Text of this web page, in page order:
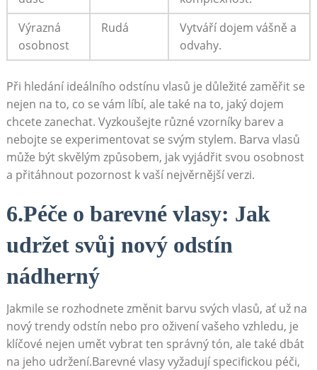
Výrazná
osobnost
Rudá
Vytváří dojem vášně a⁢
odvahy.
Při hledání ideálního odstínu vlasů je důležité zaměřit‌ se
nejen ⁤na⁢ to, co se vám líbí, ale také na to, jaký dojem
chcete zanechat. Vyzkoušejte různé ⁤vzorníky barev a
nebojte se ‍experimentovat se svým ⁣stylem. Barva vlasů
může být skvělým způsobem, jak vyjádřit svou ​osobnost
⁤a přitáhnout pozornost k vaší nejvěrnější ‌verzi.
6.Péče o barevné vlasy:⁤ Jak
⁤udržet svůj⁤ nový odstín
nádherný
Jakmile se rozhodnete ⁣změnit barvu svých vlasů, ať⁣ už na
nový trendy odstín nebo pro ⁤oživení vašeho ‌vzhledu,‌ je
klíčové nejen ⁣umět ‌vybrat ten správný⁣ tón, ale také dbát
na​ jeho udržení.Barevné⁤ vlasy​ vyžadují specifickou péči,